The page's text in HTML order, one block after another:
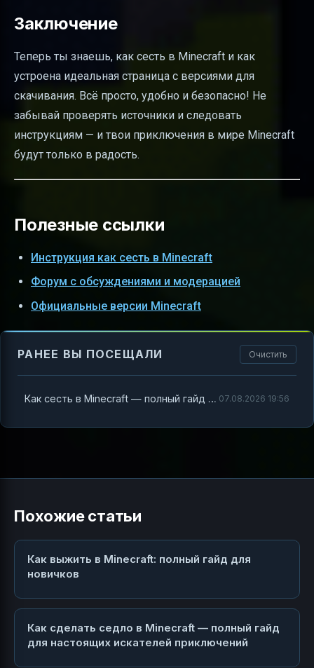
Заключение
Теперь ты знаешь, как сесть в Minecraft и как
устроена идеальная страница с версиями для
скачивания. Всё просто, удобно и безопасно! Не
забывай проверять источники и следовать
инструкциям — и твои приключения в мире Minecraft
будут только в радость.
Полезные ссылки
Инструкция как сесть в Minecraft
Форум с обсуждениями и модерацией
Официальные версии Minecraft
РАНЕЕ ВЫ ПОСЕЩАЛИ Очистить
Как сесть в Minecraft — полный гайд для настоящих игроков 07.08.2026 19:56
Похожие статьи
Как выжить в Minecraft: полный гайд для
новичков
Как сделать седло в Minecraft — полный гайд
для настоящих искателей приключений